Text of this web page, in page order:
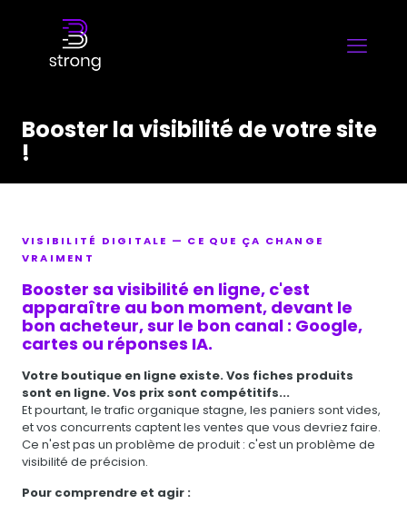
Booster la visibilité de votre site
!
VISIBILITÉ DIGITALE — CE QUE ÇA CHANGE
VRAIMENT
Booster sa visibilité en ligne, c'est
apparaître au bon moment, devant le
bon acheteur, sur le bon canal : Google,
cartes ou réponses IA.
Votre boutique en ligne existe. Vos fiches produits
sont en ligne. Vos prix sont compétitifs...
Et pourtant, le trafic organique stagne, les paniers sont vides,
et vos concurrents captent les ventes que vous devriez faire.
Ce n'est pas un problème de produit : c'est un problème de
visibilité de précision.
Pour comprendre et agir :